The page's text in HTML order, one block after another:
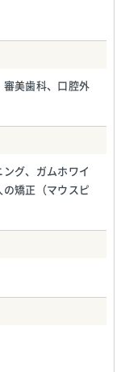
審美歯科、口腔外
グ、ガムホワイ
の矯正（マウスピ